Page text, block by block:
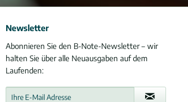
Newsletter
Abonnieren Sie den B-Note-Newsletter – wir
halten Sie über alle Neuausgaben auf dem
Laufenden: